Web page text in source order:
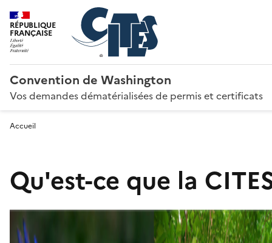
RÉPUBLIQUE
FRANÇAISE
Convention de Washington
Vos demandes dématérialisées de permis et certificats
Accueil
Qu'est-ce que la